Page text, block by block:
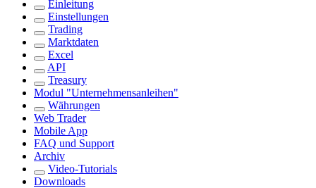
Einleitung
Einstellungen
Trading
Marktdaten
Excel
API
Treasury
Modul "Unternehmensanleihen"
Währungen
Web Trader
Mobile App
FAQ und Support
Archiv
Video-Tutorials
Downloads